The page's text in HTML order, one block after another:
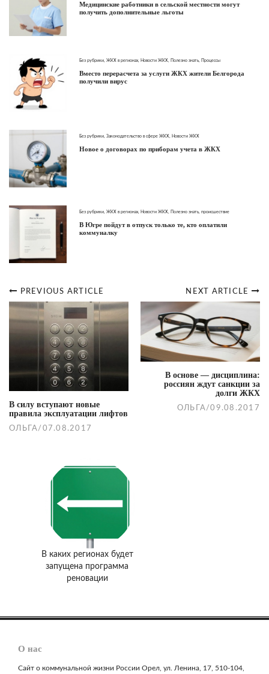
Медицинские работники в сельской местности могут
получить дополнительные льготы
Без рубрики ЖКХ в регионах Новости ЖКХ Полезно знать, Процессы
Вместо перерасчета за услуги ЖКХ жители Белгорода
получили вирус
Без рубрики Законодательство в сфере ЖКХ Новости ЖКХ
Новое о договорах по приборам учета в ЖКХ
Без рубрики ЖКХ в регионах Новости ЖКХ Полезно знать, происшествие
В Югре пойдут в отпуск только те, кто оплатили
коммуналку
Post
navigation
NEXT ARTICLE
В основе — дисциплина:
россиян ждут санкции за
долги ЖКХ
ОЛЬГА /09.08.2017
PREVIOUS ARTICLE
В силу вступают новые
правила эксплуатации лифтов
ОЛЬГА / 07.08.2017
В каких регионах будет
запущена программа
реновации
О нас
Сайт о коммунальной жизни России Орел, ул. Ленина, 17, 510-104,